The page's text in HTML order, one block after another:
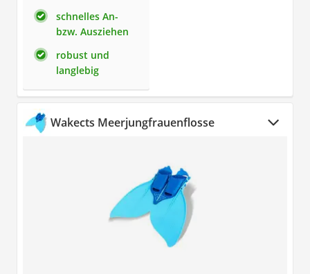
schnelles An-
bzw. Ausziehen
robust und
langlebig
Wakects Meerjungfrauenflosse